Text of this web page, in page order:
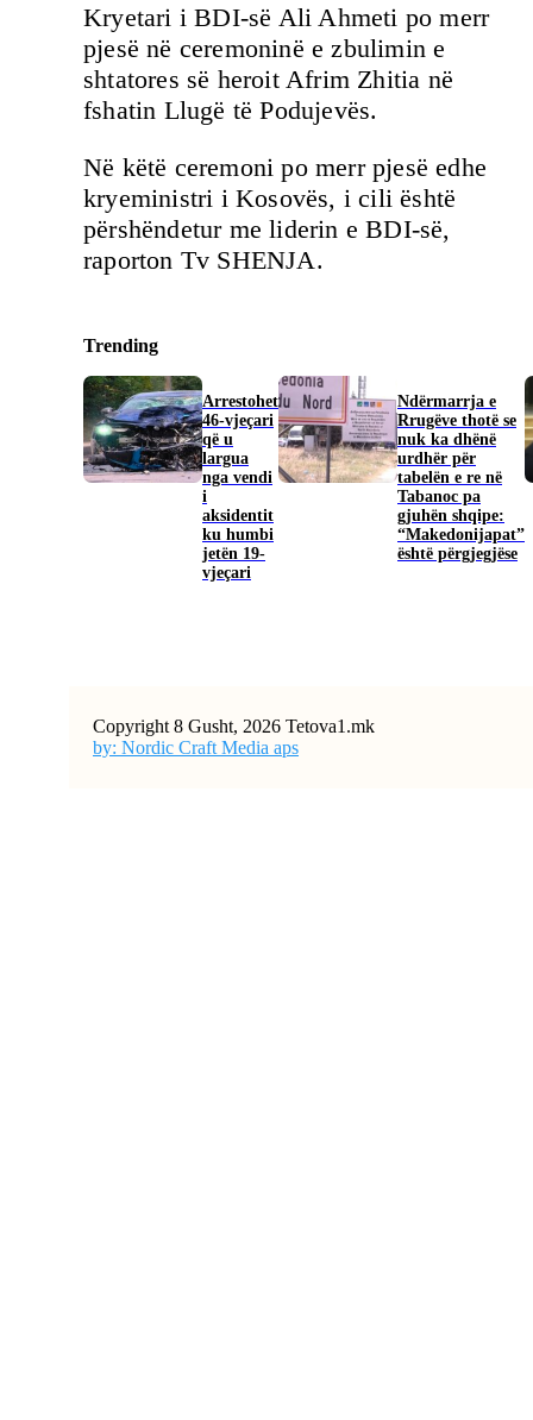
Kryetari i BDI-së Ali Ahmeti po merr
pjesë në ceremoninë e zbulimin e
shtatores së heroit Afrim Zhitia në
fshatin Llugë të Podujevës.
Në këtë ceremoni po merr pjesë edhe
kryeministri i Kosovës, i cili është
përshëndetur me liderin e BDI-së,
raporton Tv SHENJA.
Trending
Arrestohet
46-vjeçari
që u
largua
nga vendi
i
aksidentit
ku humbi
jetën 19-
vjeçari
Ndërmarrja e
Rrugëve thotë se
nuk ka dhënë
urdhër për
tabelën e re në
Tabanoc pa
gjuhën shqipe:
“Makedonijapat”
është përgjegjëse
Copyright 8 Gusht, 2026 Tetova1.mk
by: Nordic Craft Media aps